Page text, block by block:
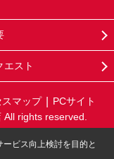
エスト
スマップ
PCサイト
rights reserved.
ビス向上検討を目的と